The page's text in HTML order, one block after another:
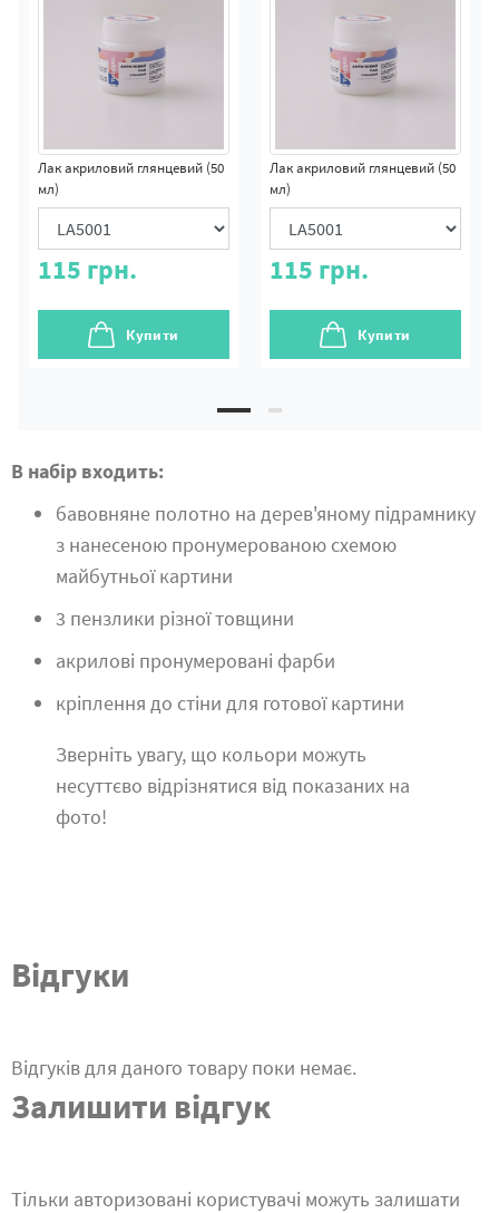
Лак акриловий глянцевий (50
мл)
115 грн.
Купити
Лак акриловий глянцевий (50
мл)
115 грн.
Купити
В набір входить:
бавовняне полотно на дерев'яному підрамнику
з нанесеною пронумерованою схемою
майбутньої картини
3 пензлики різної товщини
акрилові пронумеровані фарби
кріплення до стіни для готової картини
Зверніть увагу, що кольори можуть
несуттєво відрізнятися від показаних на
фото!
Відгуки
Відгуків для даного товару поки немає.
Залишити відгук
Тільки авторизовані користувачі можуть залишати